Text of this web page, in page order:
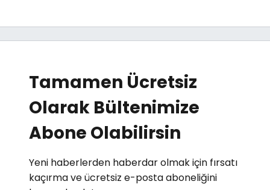
Tamamen Ücretsiz
Olarak Bültenimize
Abone Olabilirsin
Yeni haberlerden haberdar olmak için fırsatı
kaçırma ve ücretsiz e-posta aboneliğini